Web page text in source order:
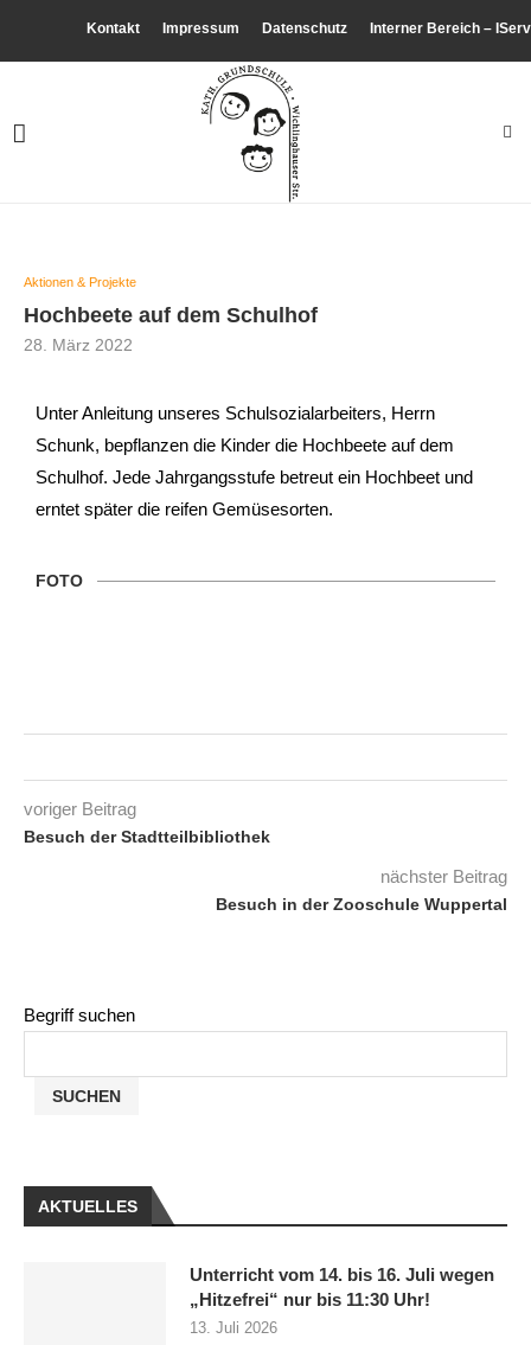
Kontakt Impressum Datenschutz Interner Bereich – IServ
Aktionen & Projekte
Hochbeete auf dem Schulhof
28. März 2022
Unter Anleitung unseres Schulsozialarbeiters, Herrn
Schunk, bepflanzen die Kinder die Hochbeete auf dem
Schulhof. Jede Jahrgangsstufe betreut ein Hochbeet und
erntet später die reifen Gemüsesorten.
FOTO
voriger Beitrag
Besuch der Stadtteilbibliothek
nächster Beitrag
Besuch in der Zooschule Wuppertal
Begriff suchen
SUCHEN
AKTUELLES
Unterricht vom 14. bis 16. Juli wegen
„Hitzefrei“ nur bis 11:30 Uhr!
13. Juli 2026